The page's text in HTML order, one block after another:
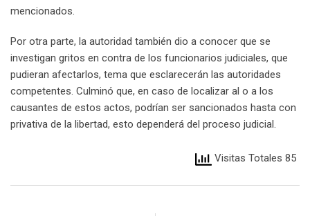
mencionados.
Por otra parte, la autoridad también dio a conocer que se
investigan gritos en contra de los funcionarios judiciales, que
pudieran afectarlos, tema que esclarecerán las autoridades
competentes. Culminó que, en caso de localizar al o a los
causantes de estos actos, podrían ser sancionados hasta con
privativa de la libertad, esto dependerá del proceso judicial.
Visitas Totales 85